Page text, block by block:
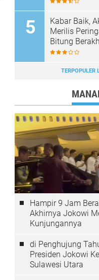
Kabar Baik,
Merilis
Bitung
TERPOPULER
Hampir 9 Jam
Akhirnya Jokowi
Kunjungannya
di Penghujung
Presiden Jokowi
Sulawesi Utara